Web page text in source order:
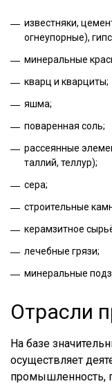
известняки,
огнеупорные),
минеральные
кварц и кварциты;
яшма;
поваренная соль;
рассеянные
таллий, теллур);
сера;
строительные
керамзитное
лечебные грязи;
минеральные
Отрасли
На базе
осуществляет
промышленность,